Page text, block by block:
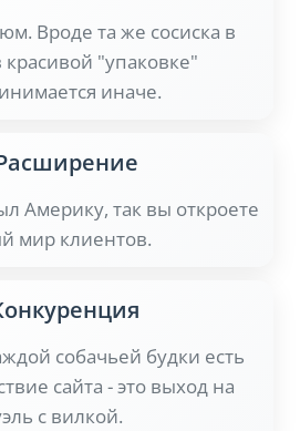
Вроде та же сосиска в
красивой "упаковке"
иначе.
Америку, так вы откроете
мир клиентов.
собачьей будки есть
сайта - это выход на
с вилкой.